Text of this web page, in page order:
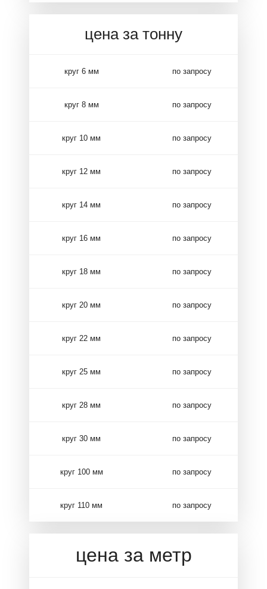
цена за тонну
круг 6 мм по запросу
круг 8 мм по запросу
круг 10 мм по запросу
круг 12 мм по запросу
круг 14 мм по запросу
круг 16 мм по запросу
круг 18 мм по запросу
круг 20 мм по запросу
круг 22 мм по запросу
круг 25 мм по запросу
круг 28 мм по запросу
круг 30 мм по запросу
круг 100 мм по запросу
круг 110 мм по запросу
цена за метр